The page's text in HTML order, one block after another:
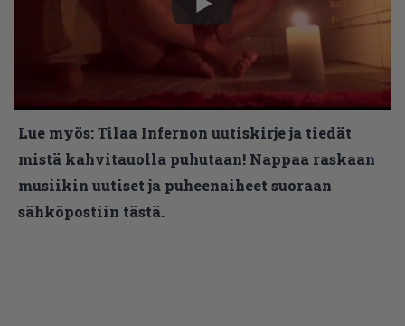
Lue myös:Tilaa Infernon uutiskirje ja tiedät
mistä kahvitauolla puhutaan! Nappaa raskaan
musiikin uutiset ja puheenaiheet suoraan
sähköpostiin tästä.